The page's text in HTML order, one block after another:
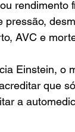
rendimento
AVC e
Einstein, o
que
a